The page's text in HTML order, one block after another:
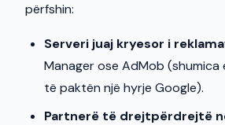
përfshin:
Serveri juaj kryesor i
Manager ose AdMob (shumica
të paktën një hyrje Google).
Partnerë të drejtpërdrejtë